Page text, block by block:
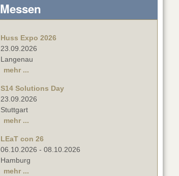
Messen
Huss Expo 2026
23.09.2026
Langenau
mehr ...
S14 Solutions Day
23.09.2026
Stuttgart
mehr ...
LEaT con 26
06.10.2026 - 08.10.2026
Hamburg
mehr ...